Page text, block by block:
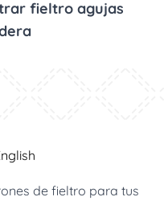
fieltro agujas
de fieltro para tus